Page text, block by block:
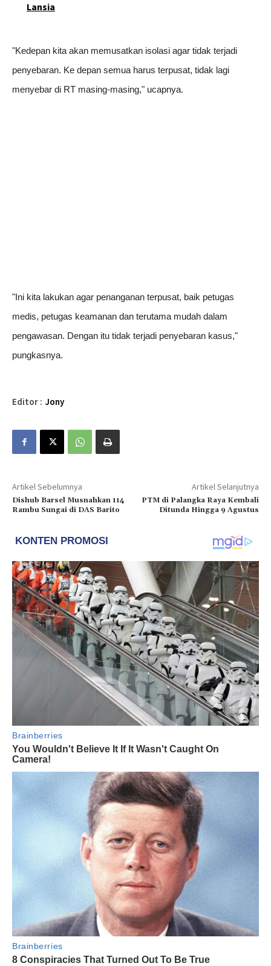
Lansia
"Kedepan kita akan memusatkan isolasi agar tidak terjadi
penyebaran. Ke depan semua harus terpusat, tidak lagi
menyebar di RT masing-masing," ucapnya.
"Ini kita lakukan agar penanganan terpusat, baik petugas
medis, petugas keamanan dan terutama mudah dalam
pengawasan. Dengan itu tidak terjadi penyebaran kasus,"
pungkasnya.
Editor : Jony
Artikel Sebelumnya
Dishub Barsel Musnahkan 114
Rambu Sungai di DAS Barito
Artikel Selanjutnya
PTM di Palangka Raya Kembali
Ditunda Hingga 9 Agustus